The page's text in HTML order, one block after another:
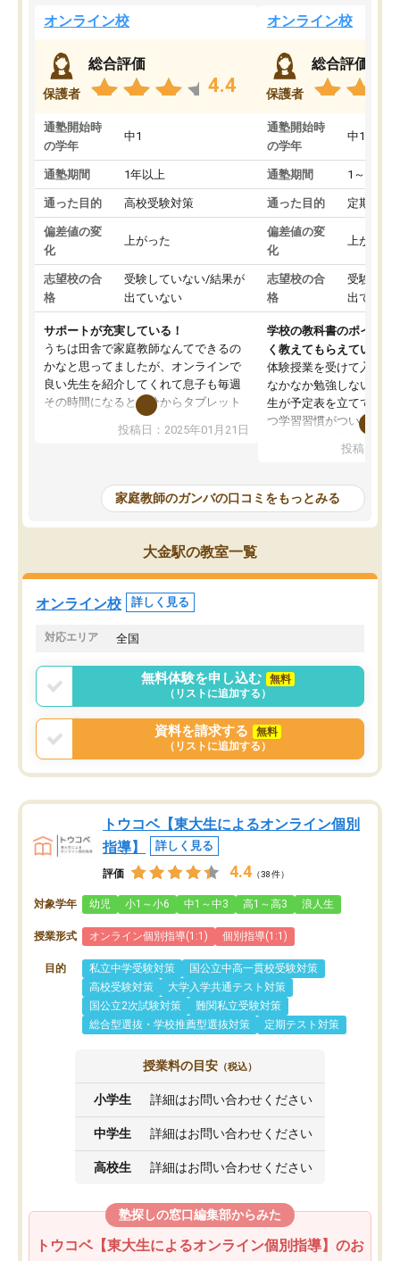
オンライン校
保護者
総合評価
4.4
通塾開始時
の学年
中1
通塾期間 1年以上
通った目的 高校受験対策
偏差値の変
化
上がった
志望校の合
格
受験していない/結果が
出ていない
サポートが充実している！
うちは田舎で家庭教師なんてできるの
かなと思ってましたが、オンラインで
良い先生を紹介してくれて息子も毎週
その時間になると自分からタブレット
を開いてzoomを繋げるようになりまし
た！5科目なんでもOKなのもとても気
めて1年ほどだった今では平均点以上の
科目が増えてきました！あと1年受験ま
であるので無料の週末教室を使用しな
がら頑張って欲しいと思います！
投稿日：2025年01月21日
オンライン校
保護者
総合評価
通塾開始時
の学年
中1
通塾期間 1～3ヵ月
通った目的 定期テス
偏差値の変
化
上がった
志望校の合
格
受験して
出ていな
学校の教科書のポイント
く教えてもらえている
体験授業を受けて入塾し
なかなか勉強しない息子
生が予定表を立ててくれ
つ学習習慣がついてきま
指導が無い日も予定表
問できるのでとても助か
投稿日：
家庭教師のガンバの口コミをもっとみる
大金駅の教室一覧
オンライン校 詳しく見る
対応エリア 全国
無料体験を申し込む
無料
（リストに追加する）
資料を請求する
無料
（リストに追加する）
トウコベ【東大生によるオンライン個別
指導】
詳しく見る
評価 4.4 （38件）
対象学年 幼児 小1～小6 中1～中3 高1～高3 浪人生
授業形式 オンライン個別指導(1:1) 個別指導(1:1)
目的 私立中学受験対策
国公立中高一貫校受験対策
高校受験対策
大学入学共通テスト対策
国公立2次試験対策
難関私立受験対策
総合型選抜・学校推薦型選抜対策
定期テスト対策
授業料の目安 （税込）
小学生 詳細はお問い合わせください
中学生 詳細はお問い合わせください
高校生 詳細はお問い合わせください
塾探しの窓口編集部からみた
トウコベ【東大生によるオンライン個別指導】のお